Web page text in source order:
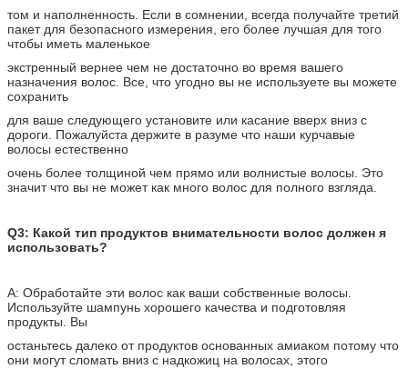
том и наполненность. Если в сомнении, всегда получайте третий
пакет для безопасного измерения, его более лучшая для того
чтобы иметь маленькое
экстренный вернее чем не достаточно во время вашего
назначения волос. Все, что угодно вы не используете вы можете
сохранить
для ваше следующего установите или касание вверх вниз с
дороги. Пожалуйста держите в разуме что наши курчавые
волосы естественно
очень более толщиной чем прямо или волнистые волосы. Это
значит что вы не может как много волос для полного взгляда.
Q3: Какой тип продуктов внимательности волос должен я
использовать?
A: Обработайте эти волос как ваши собственные волосы.
Используйте шампунь хорошего качества и подготовляя
продукты. Вы
останьтесь далеко от продуктов основанных амиаком потому что
они могут сломать вниз с надкожиц на волосах, этого